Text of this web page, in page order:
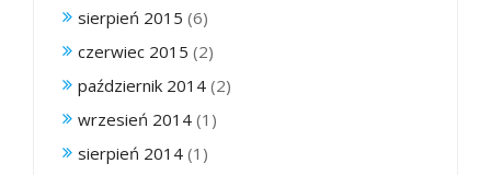
sierpień 2015 (6)
czerwiec 2015 (2)
październik 2014 (2)
wrzesień 2014 (1)
sierpień 2014 (1)